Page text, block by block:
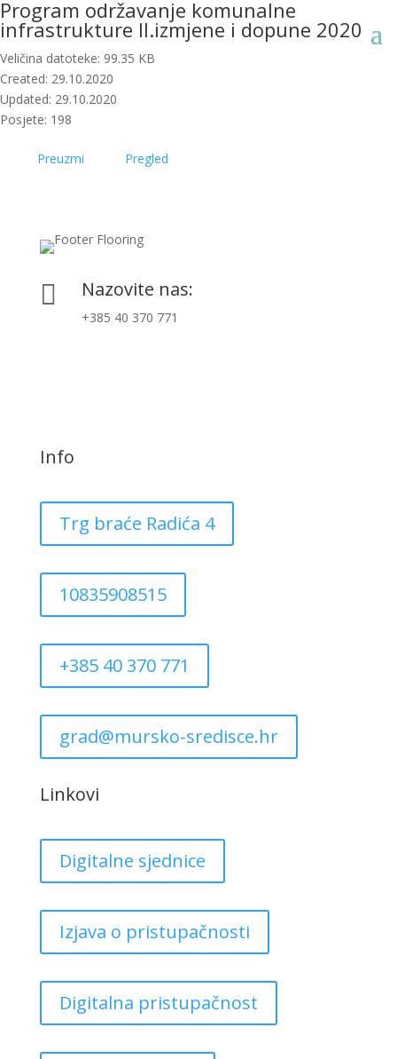
Program održavanje komunalne
infrastrukture II.izmjene i dopune 2020
Veličina datoteke: 99.35 KB
Created: 29.10.2020
Updated: 29.10.2020
Posjete: 198
Preuzmi Pregled
 Nazovite nas:
+385 40 370 771
Info
Trg braće Radića 4
10835908515
+385 40 370 771
grad@mursko-sredisce.hr
Linkovi
Digitalne sjednice
Izjava o pristupačnosti
Digitalna pristupačnost